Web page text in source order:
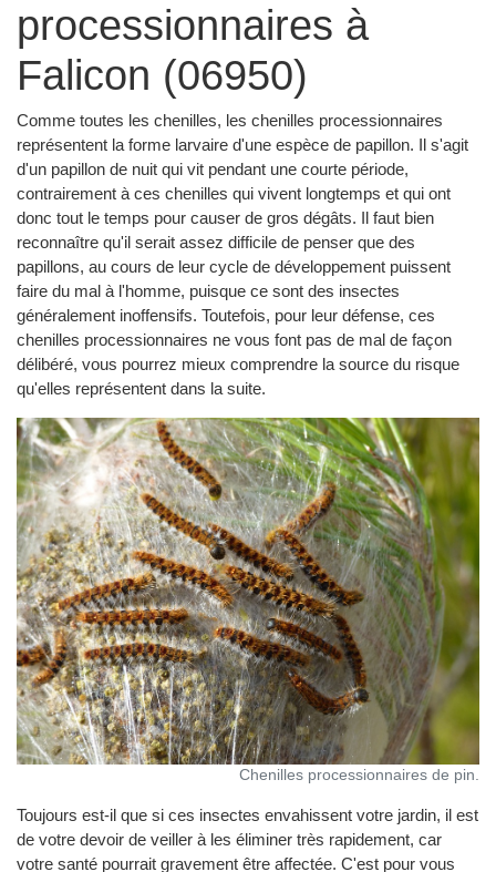
processionnaires à
Falicon (06950)
Comme toutes les chenilles, les chenilles processionnaires
représentent la forme larvaire d'une espèce de papillon. Il s'agit
d'un papillon de nuit qui vit pendant une courte période,
contrairement à ces chenilles qui vivent longtemps et qui ont
donc tout le temps pour causer de gros dégâts. Il faut bien
reconnaître qu'il serait assez difficile de penser que des
papillons, au cours de leur cycle de développement puissent
faire du mal à l'homme, puisque ce sont des insectes
généralement inoffensifs. Toutefois, pour leur défense, ces
chenilles processionnaires ne vous font pas de mal de façon
délibéré, vous pourrez mieux comprendre la source du risque
qu'elles représentent dans la suite.
Chenilles processionnaires de pin.
Toujours est-il que si ces insectes envahissent votre jardin, il est
de votre devoir de veiller à les éliminer très rapidement, car
votre santé pourrait gravement être affectée. C'est pour vous